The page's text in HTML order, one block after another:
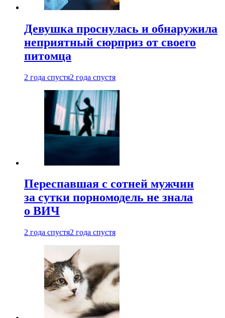
Девушка проснулась и обнаружила
неприятный сюрприз от своего
питомца
2 года спустя2 года спустя
Переспавшая с сотней мужчин
за сутки порномодель не знала
о ВИЧ
2 года спустя2 года спустя